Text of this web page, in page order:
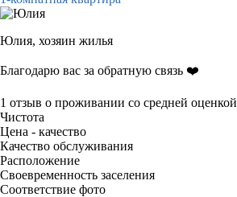
Юлия, хозяин жилья
Благодарю вас за обратную связь ❤️
1 отзыв о проживании со средней оценкой
Чистота
Цена - качество
Качество обслуживания
Расположение
Своевременность заселения
Соответствие фото